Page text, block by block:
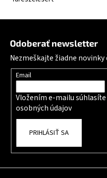
Odoberať newsletter
Nezmeškajte žiadne novinky
Email
Vložením e-mailu súhlasíte
osobných údajov
PRIHLÁSIŤ SA